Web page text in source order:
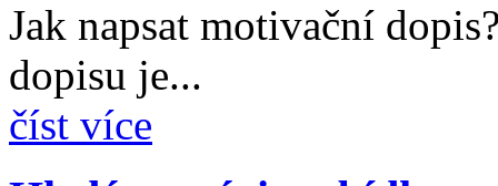
Jak napsat motivační
dopisu je...
číst více